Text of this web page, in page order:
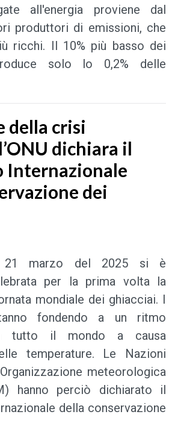
all'energia proviene dal
produttori di emissioni, che
ricchi. Il 10% più basso dei
solo lo 0,2% delle
della crisi
dichiara il
Internazionale
dei
marzo del 2025 si è
per la prima volta la
mondiale dei ghiacciai. I
fondendo a un ritmo
tutto il mondo a causa
temperature. Le Nazioni
meteorologica
hanno perciò dichiarato il
della conservazione